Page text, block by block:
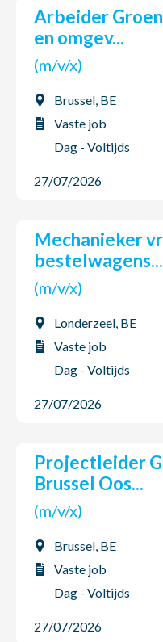
Arbeider Groene Ruimtes Brussel
en omgev...
(m/v/x)
Brussel, BE
Vaste job
Dag - Voltijds
27/07/2026
Mechanieker vrachtwagens en
bestelwagens...
(m/v/x)
Londerzeel, BE
Vaste job
Dag - Voltijds
27/07/2026
Projectleider Groene Ruimtes
Brussel Oos...
(m/v/x)
Brussel, BE
Vaste job
Dag - Voltijds
27/07/2026